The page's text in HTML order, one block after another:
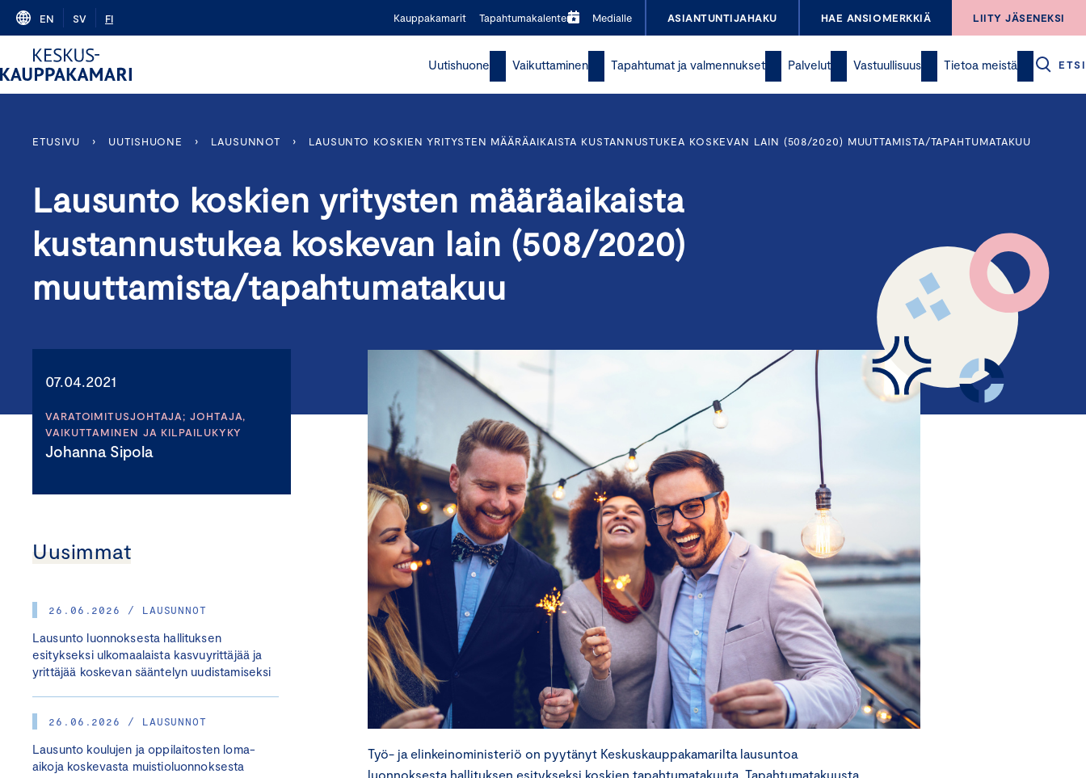
Skip
content
EN SV FI Kauppakamarit Tapahtumakalenteri Medialle ASIANTUNTIJAHAKU HAE ANSIOMERKKIÄ LIITY JÄSENEKSI
Uutishuone Vaikuttaminen Tapahtumat ja valmennukset Palvelut Vastuullisuus Tietoa meistä ETSI
ETUSIVU › UUTISHUONE › LAUSUNNOT › LAUSUNTO KOSKIEN YRITYSTEN MÄÄRÄAIKAISTA KUSTANNUSTUKEA KOSKEVAN LAIN (508/2020) MUUTTAMISTA/TAPAHTUMATAKUU
Lausunto koskien yritysten määräaikaista
kustannustukea koskevan lain (508/2020)
muuttamista/tapahtumatakuu
07.04.2021
VARATOIMITUSJOHTAJA; JOHTAJA,
VAIKUTTAMINEN JA KILPAILUKYKY
Johanna Sipola
Uusimmat
26.06.2026 / LAUSUNNOT
Lausunto luonnoksesta hallituksen
esitykseksi ulkomaalaista kasvuyrittäjää ja
yrittäjää koskevan sääntelyn uudistamiseksi
26.06.2026 / LAUSUNNOT
Lausunto koulujen ja oppilaitosten loma-
aikoja koskevasta muistioluonnoksesta
Työ- ja elinkeinoministeriö on pyytänyt Keskuskauppakamarilta lausuntoa
luonnoksesta hallituksen esitykseksi koskien tapahtumatakuuta. Tapahtumatakuusta